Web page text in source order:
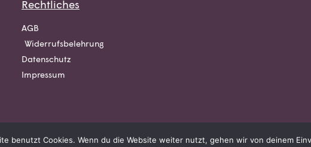
Rechtliches
AGB
Widerrufsbelehrung
Datenschutz
Impressum
benutzt Cookies. Wenn du die Website weiter nutzt, gehen wir von deinem